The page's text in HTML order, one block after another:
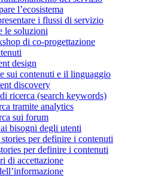
l’ecosistema
i flussi di servizio
le soluzioni
di co-progettazione
design
sui contenuti e il linguaggio
discovery
ricerca (search keywords)
tramite analytics
sui forum
bisogni degli utenti
per definire i contenuti
per definire i contenuti
di accettazione